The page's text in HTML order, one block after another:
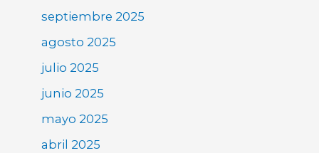
septiembre 2025
agosto 2025
julio 2025
junio 2025
mayo 2025
abril 2025